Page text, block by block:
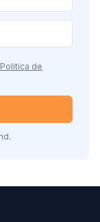
Politica de